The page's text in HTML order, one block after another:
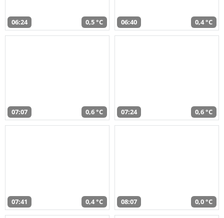
06:24 0,5 °C 06:40 0,4 °C
07:07 0,6 °C 07:24 0,6 °C
07:41 0,4 °C 08:07 0,0 °C